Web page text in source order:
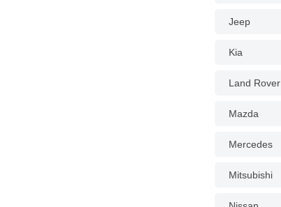
Jeep
Kia
Land Rover
Mazda
Mercedes
Mitsubishi